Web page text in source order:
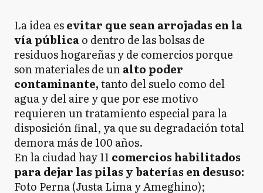
La idea esevitar que sean arrojadas en la
vía públicao dentro de las bolsas de
residuos hogareñas y de comercios porque
son materiales de unalto poder
contaminante,tanto del suelo como del
agua y del aire y que por ese motivo
requieren un tratamiento especial para la
disposición final, ya que su degradación total
demora más de 100 años.
En la ciudad hay 11 comercios habilitados
para dejar las pilas y baterías en desuso:
Foto Perna (Justa Lima y Ameghino);